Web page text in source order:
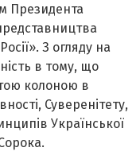
Президента
З огляду на
в тому, що
колоною в
Суверенітету,
Української